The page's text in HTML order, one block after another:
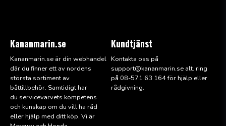
Kananmarin.se
Kananmarin.se är din webhandel
där du finner ett av nordens
största sortiment av
båttillbehör. Samtidigt har
du servicevarvets kompetens
och kunskap om du vill ha råd
eller hjälp med ditt köp. Vi är
Kundtjänst
Kontakta oss på
support@kananmarin.se alt. ring
på 08-571 63 164 för hjälp eller
rådgivning.